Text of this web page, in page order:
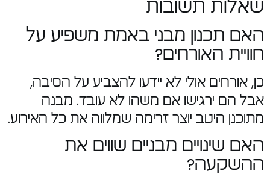
שאלות תשובות
האם תכנון מבני באמת משפיע על
חוויית האורחים?
כן, אורחים אולי לא יידעו להצביע על הסיבה,
אבל הם ירגישו אם משהו לא עובד. מבנה
מתוכנן היטב יוצר זרימה שמלווה את כל האירוע.
האם שינויים מבניים שווים את
ההשקעה?